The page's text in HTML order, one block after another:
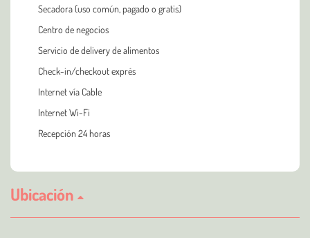
Secadora (uso común, pagado o gratis)
Centro de negocios
Servicio de delivery de alimentos
Check-in/checkout exprés
Internet vía Cable
Internet Wi-Fi
Recepción 24 horas
Ubicación